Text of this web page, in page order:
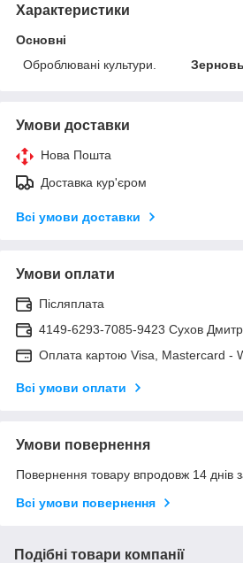
Характеристики
Основні
Оброблювані культури.
Умови доставки
Нова Пошта
Доставка кур'єром
Всі умови доставки
Умови оплати
Післяплата
4149-6293-7085-9423 Сухов
Оплата картою Visa, Mastercard -
Всі умови оплати
Умови повернення
Повернення товару впродовж 14 днів
Всі умови повернення
Подібні товари компанії